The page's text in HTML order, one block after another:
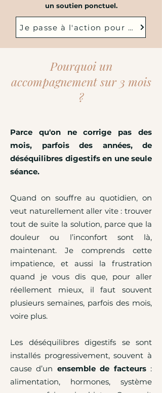
un soutien ponctuel.
Je passe à l'action pour me
Pourquoi un
accompagnement sur 3 mois
?
Parce qu'on ne corrige pas des
mois, parfois des années, de
déséquilibres digestifs en une seule
séance.
Quand on souffre au quotidien, on
veut naturellement aller vite : trouver
tout de suite la solution, parce que la
douleur ou l’inconfort sont là,
maintenant. Je comprends cette
impatience, et aussi la frustration
quand je vous dis que, pour aller
réellement mieux, il faut souvent
plusieurs semaines, parfois des mois,
voire plus.
Les déséquilibres digestifs se sont
installés progressivement, souvent à
cause d’un ensemble de facteurs:
alimentation, hormones, système